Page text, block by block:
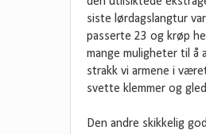
siste lørdagslangtur
passerte 23 og krøp
mange muligheter til å
strakk vi armene i
svette klemmer og
Den andre skikkelig